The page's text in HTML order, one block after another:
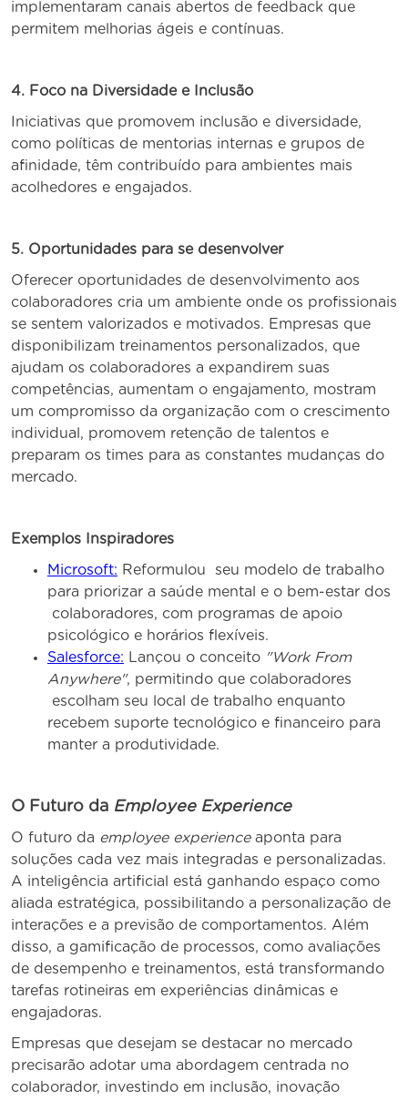
implementaram canais abertos de feedback que
permitem melhorias ágeis e contínuas.
4. Foco na Diversidade e Inclusão
Iniciativas que promovem inclusão e diversidade,
como políticas de mentorias internas e grupos de
afinidade, têm contribuído para ambientes mais
acolhedores e engajados.
5. Oportunidades para se desenvolver
Oferecer oportunidades de desenvolvimento aos
colaboradores cria um ambiente onde os profissionais
se sentem valorizados e motivados. Empresas que
disponibilizam treinamentos personalizados, que
ajudam os colaboradores a expandirem suas
competências, aumentam o engajamento, mostram
um compromisso da organização com o crescimento
individual, promovem retenção de talentos e
preparam os times para as constantes mudanças do
mercado.
Exemplos Inspiradores
Microsoft: Reformulou seu modelo de trabalho
para priorizar a saúde mental e o bem-estar dos
colaboradores, com programas de apoio
psicológico e horários flexíveis.
Salesforce: Lançou o conceito "Work From
Anywhere", permitindo que colaboradores
escolham seu local de trabalho enquanto
recebem suporte tecnológico e financeiro para
manter a produtividade.
O Futuro da Employee Experience
O futuro da employee experienceaponta para
soluções cada vez mais integradas e personalizadas.
A inteligência artificial está ganhando espaço como
aliada estratégica, possibilitando a personalização de
interações e a previsão de comportamentos. Além
disso, a gamificação de processos, como avaliações
de desempenho e treinamentos, está transformando
tarefas rotineiras em experiências dinâmicas e
engajadoras.
Empresas que desejam se destacar no mercado
precisarão adotar uma abordagem centrada no
colaborador, investindo em inclusão, inovação